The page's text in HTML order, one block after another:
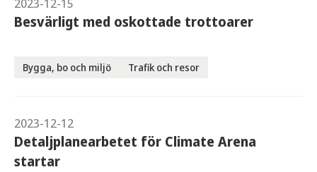
2023-12-15
Besvärligt med oskottade trottoarer
Bygga, bo och miljö Trafik och resor
2023-12-12
Detaljplanearbetet för Climate Arena
startar